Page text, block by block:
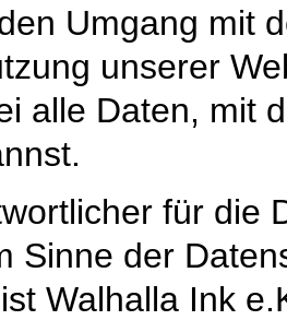
Umgang mit
unserer
alle Daten, mit
für die
Sinne der
Walhalla Ink